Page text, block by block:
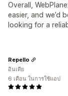
Overall,
easier, and we’d
looking for a
Repello
อินเดีย
6 เดือน ในการใช้แอป